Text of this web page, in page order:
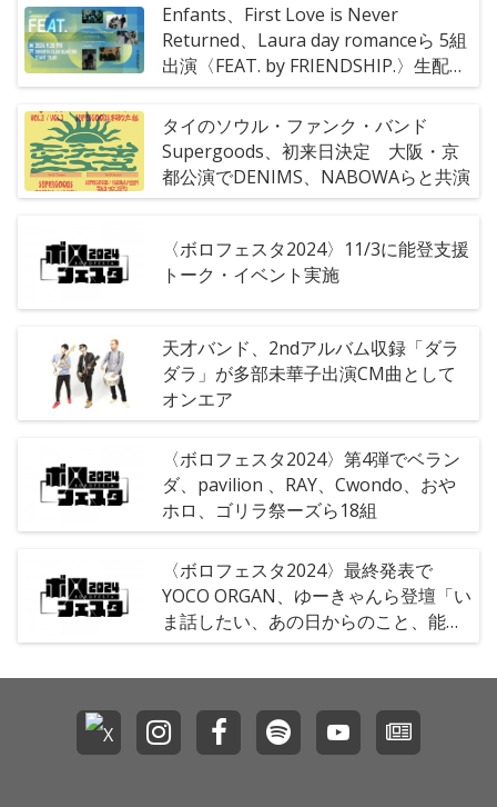
Enfants、First Love is Never
Returned、Laura day romanceら 5組
出演〈FEAT. by FRIENDSHIP.〉生配信
決定
タイのソウル・ファンク・バンド
Supergoods、初来日決定 大阪・京
都公演でDENIMS、NABOWAらと共演
〈ボロフェスタ2024〉11/3に能登支援
トーク・イベント実施
天才バンド、2ndアルバム収録「ダラ
ダラ」が多部未華子出演CM曲として
オンエア
〈ボロフェスタ2024〉第4弾でベラン
ダ、pavilion 、RAY、Cwondo、おや
ホロ、ゴリラ祭ーズら18組
〈ボロフェスタ2024〉最終発表で
YOCO ORGAN、ゆーきゃんら登壇「い
ま話したい、あの日からのこと、能登
半島のこと」